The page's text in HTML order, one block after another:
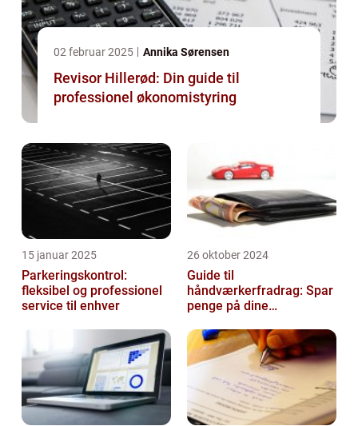
02 februar 2025 Annika Sørensen
Revisor Hillerød: Din guide til
professionel økonomistyring
15 januar 2025
Parkeringskontrol:
fleksibel og professionel
service til enhver
26 oktober 2024
Guide til
håndværkerfradrag: Spar
penge på dine